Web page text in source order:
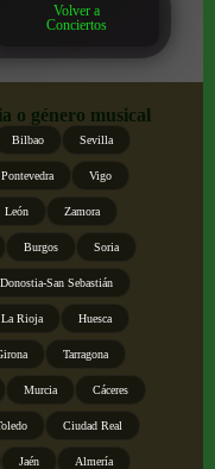
Volver a
Conciertos
o género musical
Bilbao Sevilla
Pontevedra Vigo
León Zamora
Burgos Soria
Donostia-San Sebastián
La Rioja Huesca
Tarragona
Murcia Cáceres
Ciudad Real
Jaén Almería